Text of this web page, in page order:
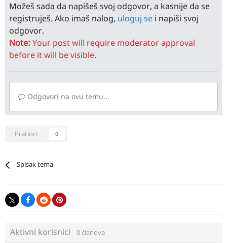
Možeš sada da napišeš svoj odgovor, a kasnije da se
registruješ. Ako imaš nalog, uloguj se i napiši svoj
odgovor.
Note: Your post will require moderator approval
before it will be visible.
Odgovori na ovu temu...
Pratioci 0
Spisak tema
Aktivni korisnici 0 članova